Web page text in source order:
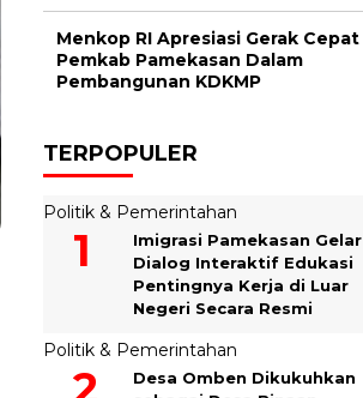
Menkop RI Apresiasi Gerak Cepat
Pemkab Pamekasan Dalam
Pembangunan KDKMP
TERPOPULER
Politik & Pemerintahan
Imigrasi Pamekasan Gelar
Dialog Interaktif Edukasi
Pentingnya Kerja di Luar
Negeri Secara Resmi
Politik & Pemerintahan
Desa Omben Dikukuhkan